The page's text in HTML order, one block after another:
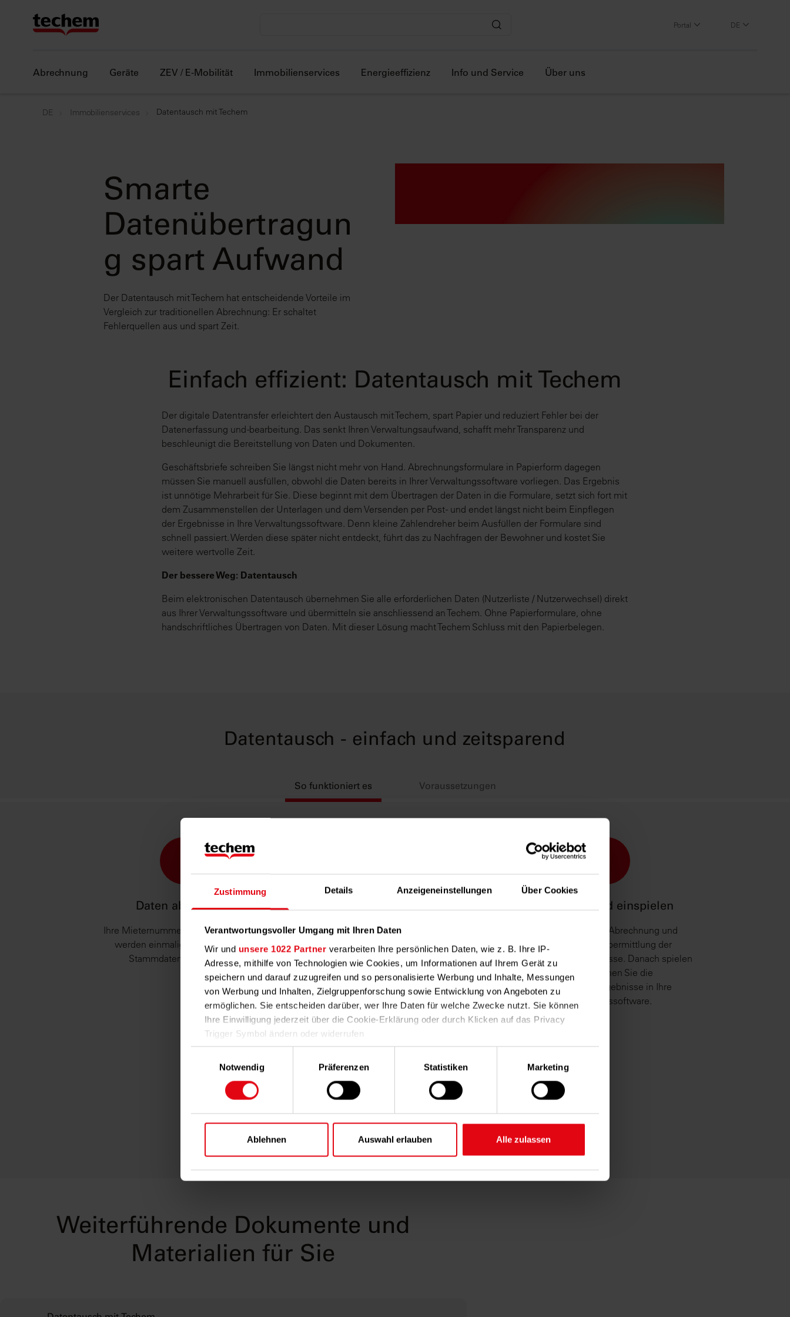
Zustimmung Details Anzeigeneinstellungen Über Cookies
Verantwortungsvoller Umgang mit Ihren Daten
Wir und unsere 1022 Partner verarbeiten Ihre persönlichen Daten, wie z. B. Ihre IP-
Adresse, mithilfe von Technologien wie Cookies, um Informationen auf Ihrem Gerät zu
speichern und darauf zuzugreifen und so personalisierte Werbung und Inhalte, Messungen
von Werbung und Inhalten, Zielgruppenforschung sowie Entwicklung von Angeboten zu
ermöglichen. Sie entscheiden darüber, wer Ihre Daten für welche Zwecke nutzt. Sie können
Ihre Einwilligung jederzeit über die Cookie-Erklärung oder durch Klicken auf das Privacy
Trigger Symbol ändern oder widerrufen
Wenn Sie es erlauben, würden wir auch gerne:
genau sein können
identifizieren
Erfahren Sie mehr darüber, wie Ihre persönlichen Daten verarbeitet werden, und legen Sie
Damit Sie unsere Webseite in vollem Umfang nutzen können, werden in einigen Bereichen
Notwendig
Präferenzen Statistiken Marketing
Ablehnen Auswahl erlauben Alle zulassen
Portal DE
Abrechnung Geräte ZEV / E-Mobilität Immobilienservices Energieeffizienz Info und Service Über uns
DE Immobilienservices Datentausch mit Techem
Smarte
Datenübertragun
g spart Aufwand
Der Datentausch mit Techem hat entscheidende Vorteile im
Vergleich zur traditionellen Abrechnung: Er schaltet
Fehlerquellen aus und spart Zeit.
Einfach effizient: Datentausch mit Techem
Der digitale Datentransfer erleichtert den Austausch mit Techem, spart Papier und reduziert Fehler bei der
Datenerfassung und -bearbeitung. Das senkt Ihren Verwaltungsaufwand, schafft mehr Transparenz und
beschleunigt die Bereitstellung von Daten und Dokumenten.
Geschäftsbriefe schreiben Sie längst nicht mehr von Hand. Abrechnungsformulare in Papierform dagegen
müssen Sie manuell ausfüllen, obwohl die Daten bereits in Ihrer Verwaltungssoftware vorliegen. Das Ergebnis
ist unnötige Mehrarbeit für Sie. Diese beginnt mit dem Übertragen der Daten in die Formulare, setzt sich fort mit
dem Zusammenstellen der Unterlagen und dem Versenden per Post - und endet längst nicht beim Einpflegen
der Ergebnisse in Ihre Verwaltungssoftware. Denn kleine Zahlendreher beim Ausfüllen der Formulare sind
schnell passiert. Werden diese später nicht entdeckt, führt das zu Nachfragen der Bewohner und kostet Sie
weitere wertvolle Zeit.
Der bessere Weg: Datentausch
Beim elektronischen Datentausch übernehmen Sie alle erforderlichen Daten (Nutzerliste / Nutzerwechsel) direkt
aus Ihrer Verwaltungssoftware und übermitteln sie anschliessend an Techem. Ohne Papierformulare, ohne
handschriftliches Übertragen von Daten. Mit dieser Lösung macht Techem Schluss mit den Papierbelegen.
Datentausch - einfach und zeitsparend
So funktioniert es Voraussetzungen
Daten abgleichen
Ihre Mieternummern und Stammdaten
werden einmalig mit den Techem
Stammdaten abgeglichen.
Übermitteln
Elektronische Datenübermittlung der Nutzer-
und Liegenschaftsdaten an uns. Prüfung und
Plausibilitätskontrolle der Daten durch uns
und Zusammenführung mit den
Ablesewerten.
Erstellen und einspielen
Erstellung der ‰-Abrechnung und
elektronische Übermittlung der
Abrechnungsergebnisse. Danach spielen
und verbuchen Sie die
Abrechnungsergebnisse in Ihre
Verwaltungssoftware.
4
Druck der ‰-Abrechnung und Versand an
Sie, auf Wunsch Übermittlung als PDF.
Nach dem Zuordnen der
Heizkostenabrechnung versenden Sie die
die Bewohner.
Weiterführende Dokumente und
Materialien für Sie